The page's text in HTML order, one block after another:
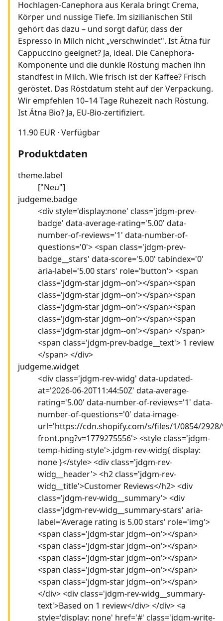
Hochlagen-Canephora aus Kerala bringt Crema,
Körper und nussige Tiefe. Im sizilianischen Stil
gehört das dazu – und sorgt dafür, dass der
Espresso in Milch nicht „verschwindet". Ist Ätna für
Cappuccino geeignet? Ja, ideal. Die Canephora-
Komponente und die dunkle Röstung machen ihn
standfest in Milch. Wie frisch ist der Kaffee? Frisch
geröstet. Das Röstdatum steht auf der Verpackung.
Wir empfehlen 10–14 Tage Ruhezeit nach Röstung.
Ist Ätna Bio? Ja, EU-Bio-zertifiziert.
11.90 EUR · Verfügbar
Produktdaten
theme.label
["Neu"]
judgeme.badge
<div style='display:none' class='jdgm-prev-
badge' data-average-rating='5.00' data-
number-of-reviews='1' data-number-of-
questions='0'> <span class='jdgm-prev-
badge__stars' data-score='5.00' tabindex='0'
aria-label='5.00 stars' role='button'> <span
class='jdgm-star jdgm--on'></span><span
class='jdgm-star jdgm--on'></span><span
class='jdgm-star jdgm--on'></span><span
class='jdgm-star jdgm--on'></span><span
class='jdgm-star jdgm--on'></span> </span>
<span class='jdgm-prev-badge__text'> 1 review
</span> </div>
judgeme.widget
<div class='jdgm-rev-widg' data-updated-
at='2026-06-20T11:44:50Z' data-average-
rating='5.00' data-number-of-reviews='1' data-
number-of-questions='0' data-image-
url='https://cdn.shopify.com/s/files/1/0854/
front.png?v=1779275556'> <style class='jdgm-
temp-hiding-style'>.jdgm-rev-widg{ display:
none }</style> <div class='jdgm-rev-
widg__header'> <h2 class='jdgm-rev-
widg__title'>Customer Reviews</h2> <div
class='jdgm-rev-widg__summary'> <div
class='jdgm-rev-widg__summary-stars' aria-
label='Average rating is 5.00 stars' role='img'>
<span class='jdgm-star jdgm--on'></span>
<span class='jdgm-star jdgm--on'></span>
<span class='jdgm-star jdgm--on'></span>
<span class='jdgm-star jdgm--on'></span>
<span class='jdgm-star jdgm--on'></span>
</div> <div class='jdgm-rev-widg__summary-
text'>Based on 1 review</div> </div> <a
style='display: none' href='#' class='jdgm-write-